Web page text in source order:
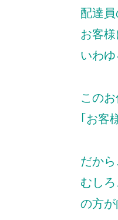
配達員
お客
いわゆ
この
｢お客
だか
むし
の方が